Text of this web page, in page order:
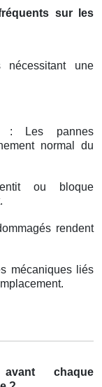
sur les
une
Les pannes
normal du
ou bloque
rendent
mécaniques liés
chaque